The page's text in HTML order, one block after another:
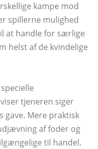
kampe mod
spillerne mulighed
at handle for særlige
helst af de kvindelige
tjeneren siger
Mere praktisk
af foder og
til handel.